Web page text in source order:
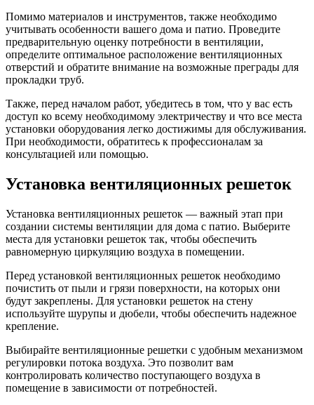
Помимо материалов и инструментов, также необходимо
учитывать особенности вашего дома и патио. Проведите
предварительную оценку потребности в вентиляции,
определите оптимальное расположение вентиляционных
отверстий и обратите внимание на возможные преграды для
прокладки труб.
Также, перед началом работ, убедитесь в том, что у вас есть
доступ ко всему необходимому электричеству и что все места
установки оборудования легко достижимы для обслуживания.
При необходимости, обратитесь к профессионалам за
консультацией или помощью.
Установка вентиляционных решеток
Установка вентиляционных решеток — важный этап при
создании системы вентиляции для дома с патио. Выберите
места для установки решеток так, чтобы обеспечить
равномерную циркуляцию воздуха в помещении.
Перед установкой вентиляционных решеток необходимо
почистить от пыли и грязи поверхности, на которых они
будут закреплены. Для установки решеток на стену
используйте шурупы и дюбели, чтобы обеспечить надежное
крепление.
Выбирайте вентиляционные решетки с удобным механизмом
регулировки потока воздуха. Это позволит вам
контролировать количество поступающего воздуха в
помещение в зависимости от потребностей.